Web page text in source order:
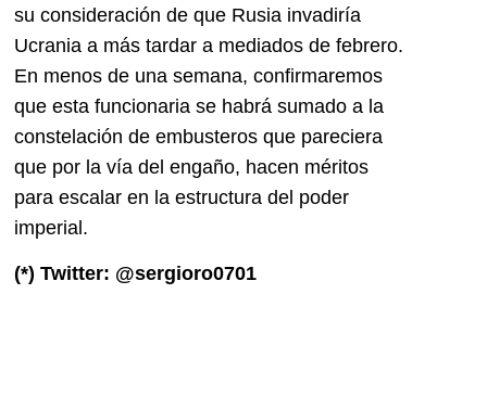
su consideración de que Rusia invadiría
Ucrania a más tardar a mediados de febrero.
En menos de una semana, confirmaremos
que esta funcionaria se habrá sumado a la
constelación de embusteros que pareciera
que por la vía del engaño, hacen méritos
para escalar en la estructura del poder
imperial.
(*) Twitter: @sergioro0701